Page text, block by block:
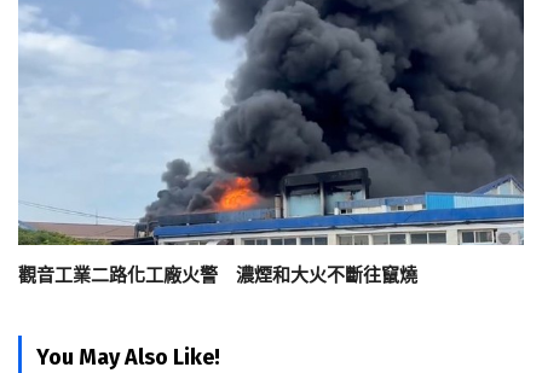
觀音工業二路化工廠火警 濃煙和大火不斷往竄燒
You May Also Like!